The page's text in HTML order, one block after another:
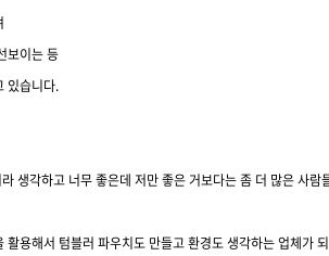
보이는 등
있습니다.
생각하고 너무 좋은데 저만 좋은 거보다는 좀 더 많은 사람
용해서 텀블러 파우치도 만들고 환경도 생각하는 업체가